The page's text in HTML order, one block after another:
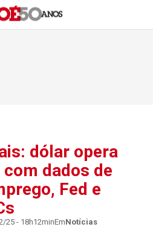
dólar opera
dados de
Fed e
25 - 18h12minEmNotícias